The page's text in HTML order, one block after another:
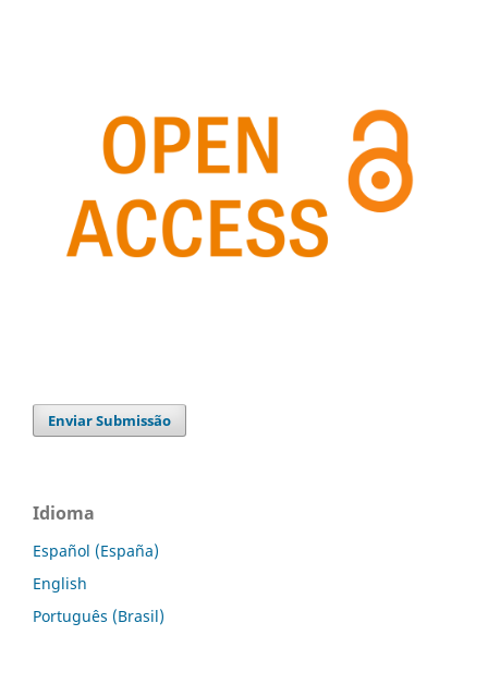
Enviar Submissão
Idioma
Español (España)
English
Português (Brasil)